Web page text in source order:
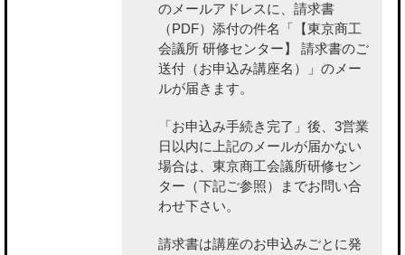
のメールアドレスに、請求書
（PDF）添付の件名「【東京商工
会議所 研修センター】 請求書のご
送付（お申込み講座名）」のメー
ルが届きます。
「お申込み手続き完了」後、3営業
日以内に上記のメールが届かない
場合は、東京商工会議所研修セン
ター（下記ご参照）までお問い合
わせ下さい。
請求書は講座のお申込みごとに発